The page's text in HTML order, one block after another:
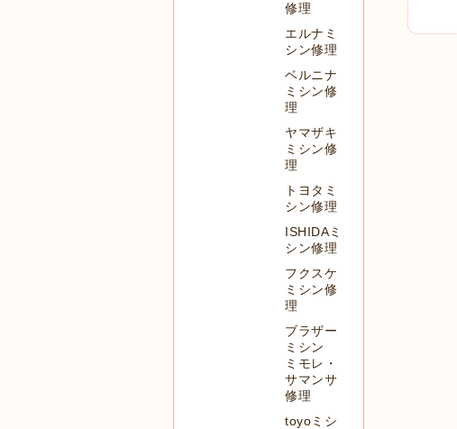
修理
エルナミ
シン修理
ベルニナ
ミシン修
理
ヤマザキ
ミシン修
理
トヨタミ
シン修理
ISHIDAミ
シン修理
フクスケ
ミシン修
理
ブラザー
ミシン
ミモレ・
サマンサ
修理
toyoミシ